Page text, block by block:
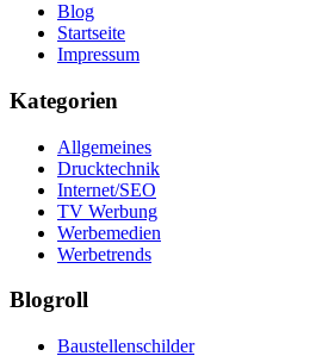
Blog
Startseite
Impressum
Kategorien
Allgemeines
Drucktechnik
Internet/SEO
TV Werbung
Werbemedien
Werbetrends
Blogroll
Baustellenschilder